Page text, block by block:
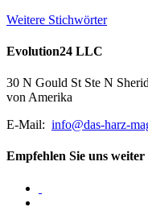
Weitere Stichwörter
Evolution24 LLC
30 N Gould St Ste N
von Amerika
E-Mail: info@das-harz-
Empfehlen Sie uns weiter